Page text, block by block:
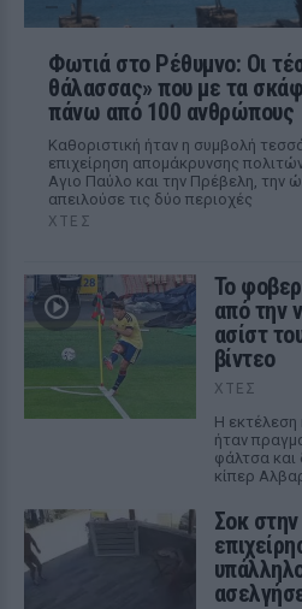
Φωτιά στο Ρέθυμνο: Οι
θάλασσας» που με τα
πάνω από 100 ανθρώπους
Καθοριστική ήταν η συμβολή
επιχείρηση απομάκρυνσης
Αγιο Παύλο και την Πρέβελη, την
απειλούσε τις δύο περιοχές
ΧΤΕΣ
Το
από την
ασίστ
βίντεο
ΧΤΕΣ
Η εκτέλεση
ήταν
φάλτσα και
κίπερ
Σοκ